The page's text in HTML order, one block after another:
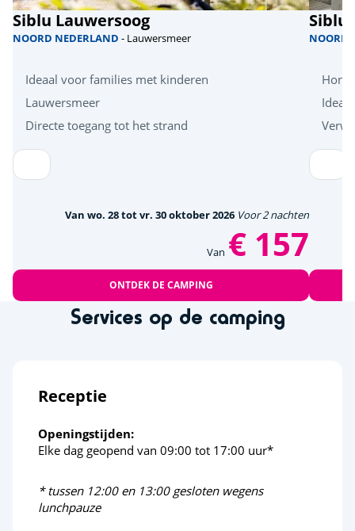
Siblu Lauwersoog
NOORD NEDERLAND - Lauwersmeer
Ideaal voor families met kinderen
Lauwersmeer
Directe toegang tot het strand
Van wo. 28 tot vr. 30 oktober 2026 Voor 2 nachten
Van € 157
ONTDEK DE CAMPING
Siblu
NOORD
Services op de camping
Receptie
Openingstijden:
Elke dag geopend van 09:00 tot 17:00 uur*
* tussen 12:00 en 13:00 gesloten wegens
lunchpauze